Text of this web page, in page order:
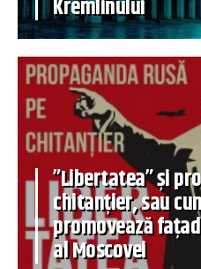
Kremlinului
”Libertatea” și
chitanțier, sau
promovează
al Moscovei